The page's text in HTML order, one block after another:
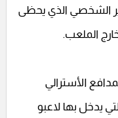
الشخصي الذي يحظى
الملعب.
الأسترالي
يدخل بها لاعبو